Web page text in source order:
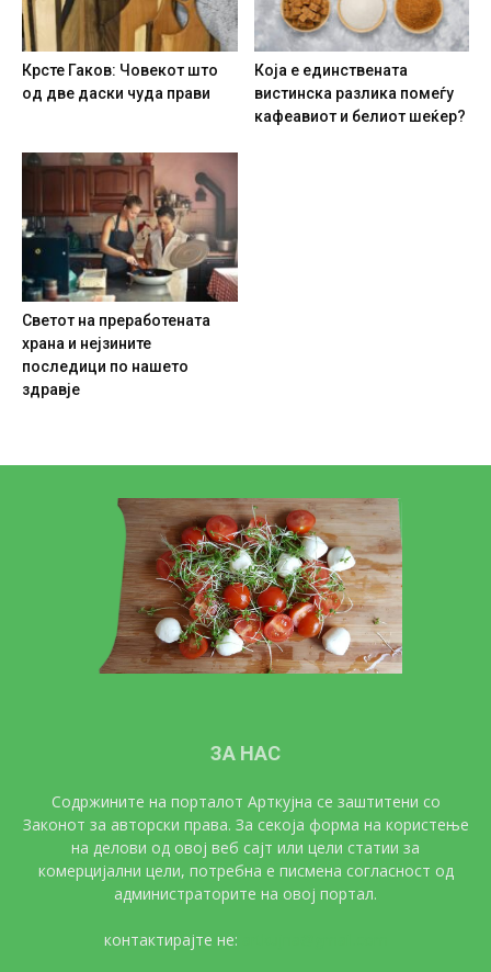
Крсте Гаков: Човекот што
од две даски чуда прави
Која е единствената
вистинска разлика помеѓу
кафеавиот и белиот шеќер?
Светот на преработената
храна и нејзините
последици по нашето
здравје
ЗА НАС
Содржините на порталот Арткујна се заштитени со
Законот за авторски права. За секоја форма на користење
на делови од овој веб сајт или цели статии за
комерцијални цели, потребна е писмена согласност од
администраторите на овој портал.
контактирајте не: